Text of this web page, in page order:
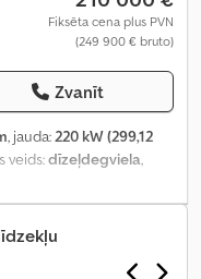
Fiksēta cena plus PVN
(249 900 € bruto)
Zvanīt
, jauda:220 kW (299,12
veids:dīzeļdegviela,
automātisks, emisijas
sildītājs